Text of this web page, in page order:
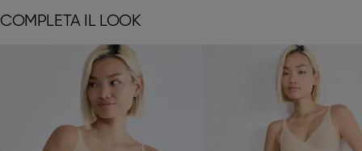
COMPLETA IL LOOK